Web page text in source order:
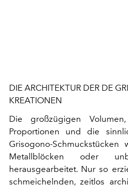
DIE ARCHITEKTUR DER DE
KREATIONEN
Die großzügigen
Proportionen und die
Grisogono-Schmuckstücken
Metallblöcken oder
herausgearbeitet. Nur so
schmeichelnden, zeitlos